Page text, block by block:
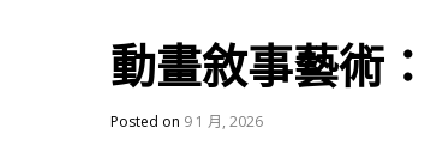
動畫敘事藝術
Posted on 9 1 月, 2026